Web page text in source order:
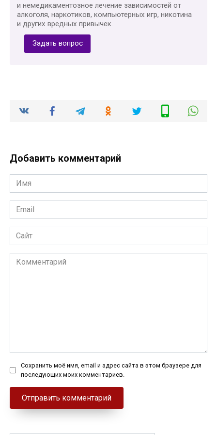
и немедикаментозное лечение зависимостей от
алкоголя, наркотиков, компьютерных игр, никотина
и других вредных привычек.
Задать вопрос
Добавить комментарий
Имя
*
Email
*
Сайт
Комментарий
Сохранить моё имя, email и адрес сайта в этом браузере для
последующих моих комментариев.